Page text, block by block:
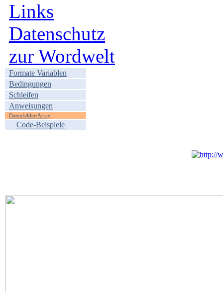
Links
Datenschutz
zur Wordwelt
Formate Variablen
Bedingungen
Schleifen
Anweisungen
Datenfelder/Array
Code-Beispiele